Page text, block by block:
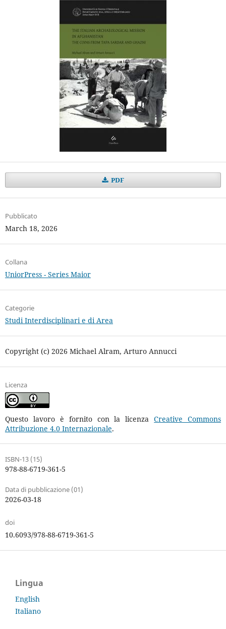
PDF
Pubblicato
March 18, 2026
Collana
UniorPress - Series Maior
Categorie
Studi Interdisciplinari e di Area
Copyright (c) 2026 Michael Alram, Arturo Annucci
Licenza
Questo lavoro è fornito con la licenzaCreative Commons
Attribuzione 4.0 Internazionale.
ISBN-13 (15)
978-88-6719-361-5
Data di pubblicazione (01)
2026-03-18
doi
10.6093/978-88-6719-361-5
Lingua
English
Italiano